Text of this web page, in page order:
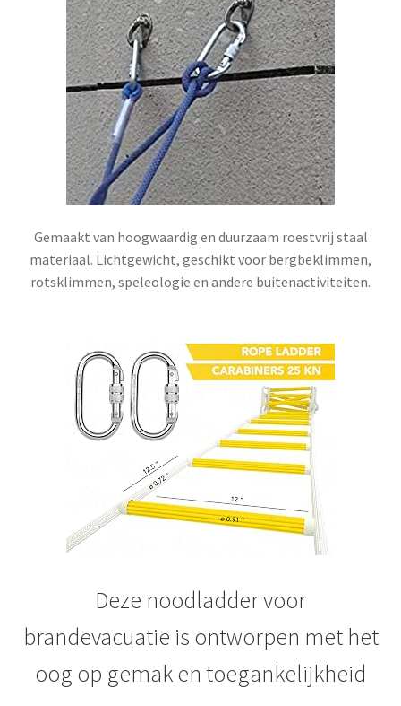
Gemaakt van hoogwaardig en duurzaam roestvrij staal
materiaal. Lichtgewicht, geschikt voor bergbeklimmen,
rotsklimmen, speleologie en andere buitenactiviteiten.
Deze noodladder voor
brandevacuatie is ontworpen met het
oog op gemak en toegankelijkheid